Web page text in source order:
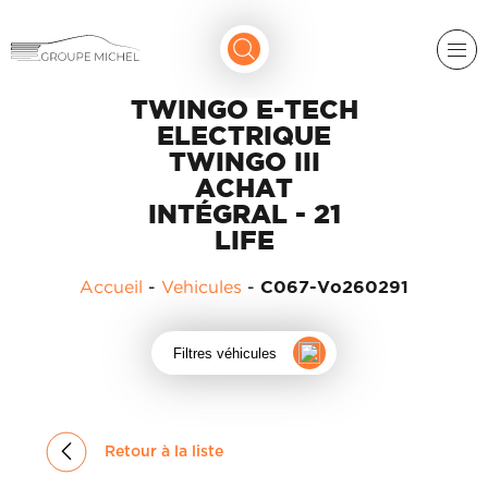
MICROCAR
SERVICES
ACADÉMIE
TWINGO E-TECH
ELECTRIQUE
TWINGO III
ACHAT
INTÉGRAL - 21
LIFE
Accueil - Vehicules - C067-Vo260291
Filtres véhicules
Retour à la liste